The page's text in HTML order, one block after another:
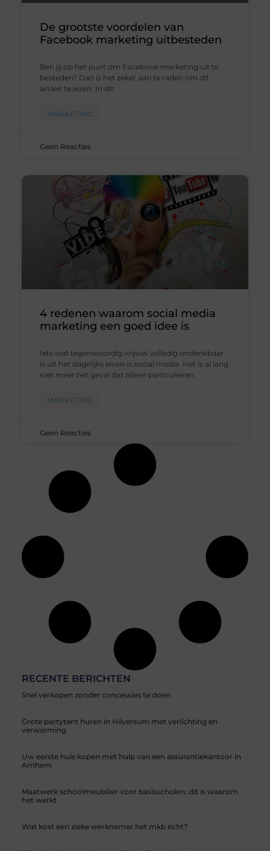
RECENTE BERICHTEN
Snel verkopen zonder concessies te doen
Grote partytent huren in Hilversum met verlichting en
verwarming
Uw eerste huis kopen met hulp van een assurantiekantoor in
Arnhem
Maatwerk schoolmeubilair voor basisscholen: dit is waarom
het werkt
Wat kost een zieke werknemer het mkb écht?
De grootste voordelen van
Facebook marketing uitbesteden
Ben jij op het punt om Facebook marketing uit te
besteden? Dan is het zeker aan te raden om dit
artikel te lezen. In dit
MARKETING
Geen Reacties
4 redenen waarom social media
marketing een goed idee is
Iets wat tegenwoordig vrijwel volledig ondenkbaar
is uit het dagelijks leven is social media. Het is al lang
niet meer het geval dat alleen particulieren
MARKETING
Geen Reacties